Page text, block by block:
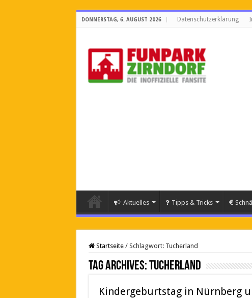
DONNERSTAG, 6. AUGUST 2026 Datenschutzerklärung
Aktuelles Tipps & Tricks
Startseite / Schlagwort: Tucherland
Tag Archives:Tucherland
Kindergeburtstag in Nürnberg